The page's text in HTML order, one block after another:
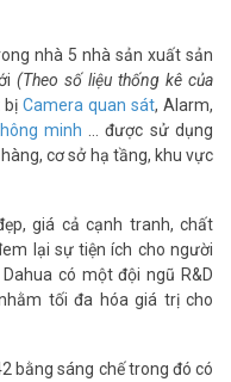
nhà 5 nhà sản xuất sản
(Theo số liệu thống kê của
bị Camera quan sát, Alarm,
minh … được sử dụng
cơ sở hạ tầng, khu vực
giá cả cạnh tranh, chất
lại sự tiện ích cho người
có một đội ngũ R&D
tối đa hóa giá trị cho
bằng sáng chế trong đó có